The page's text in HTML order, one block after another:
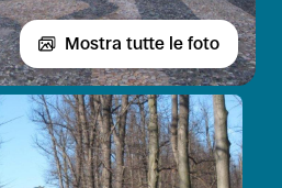
Mostra tutte le foto